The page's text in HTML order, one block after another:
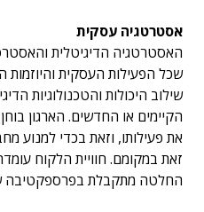
אסטרטגיה עסקית
האסטרטגיה הדיגיטלית
שכל הפעילות העסקית
שילוב היכולות והטכנולוגיות
הקיימים או החדשים. הארגון
את פעילותו, וזאת בכדי למנוע
זאת במקומם. חוויית הלקוח
החלטה מתקבלת בפרספקטיבה